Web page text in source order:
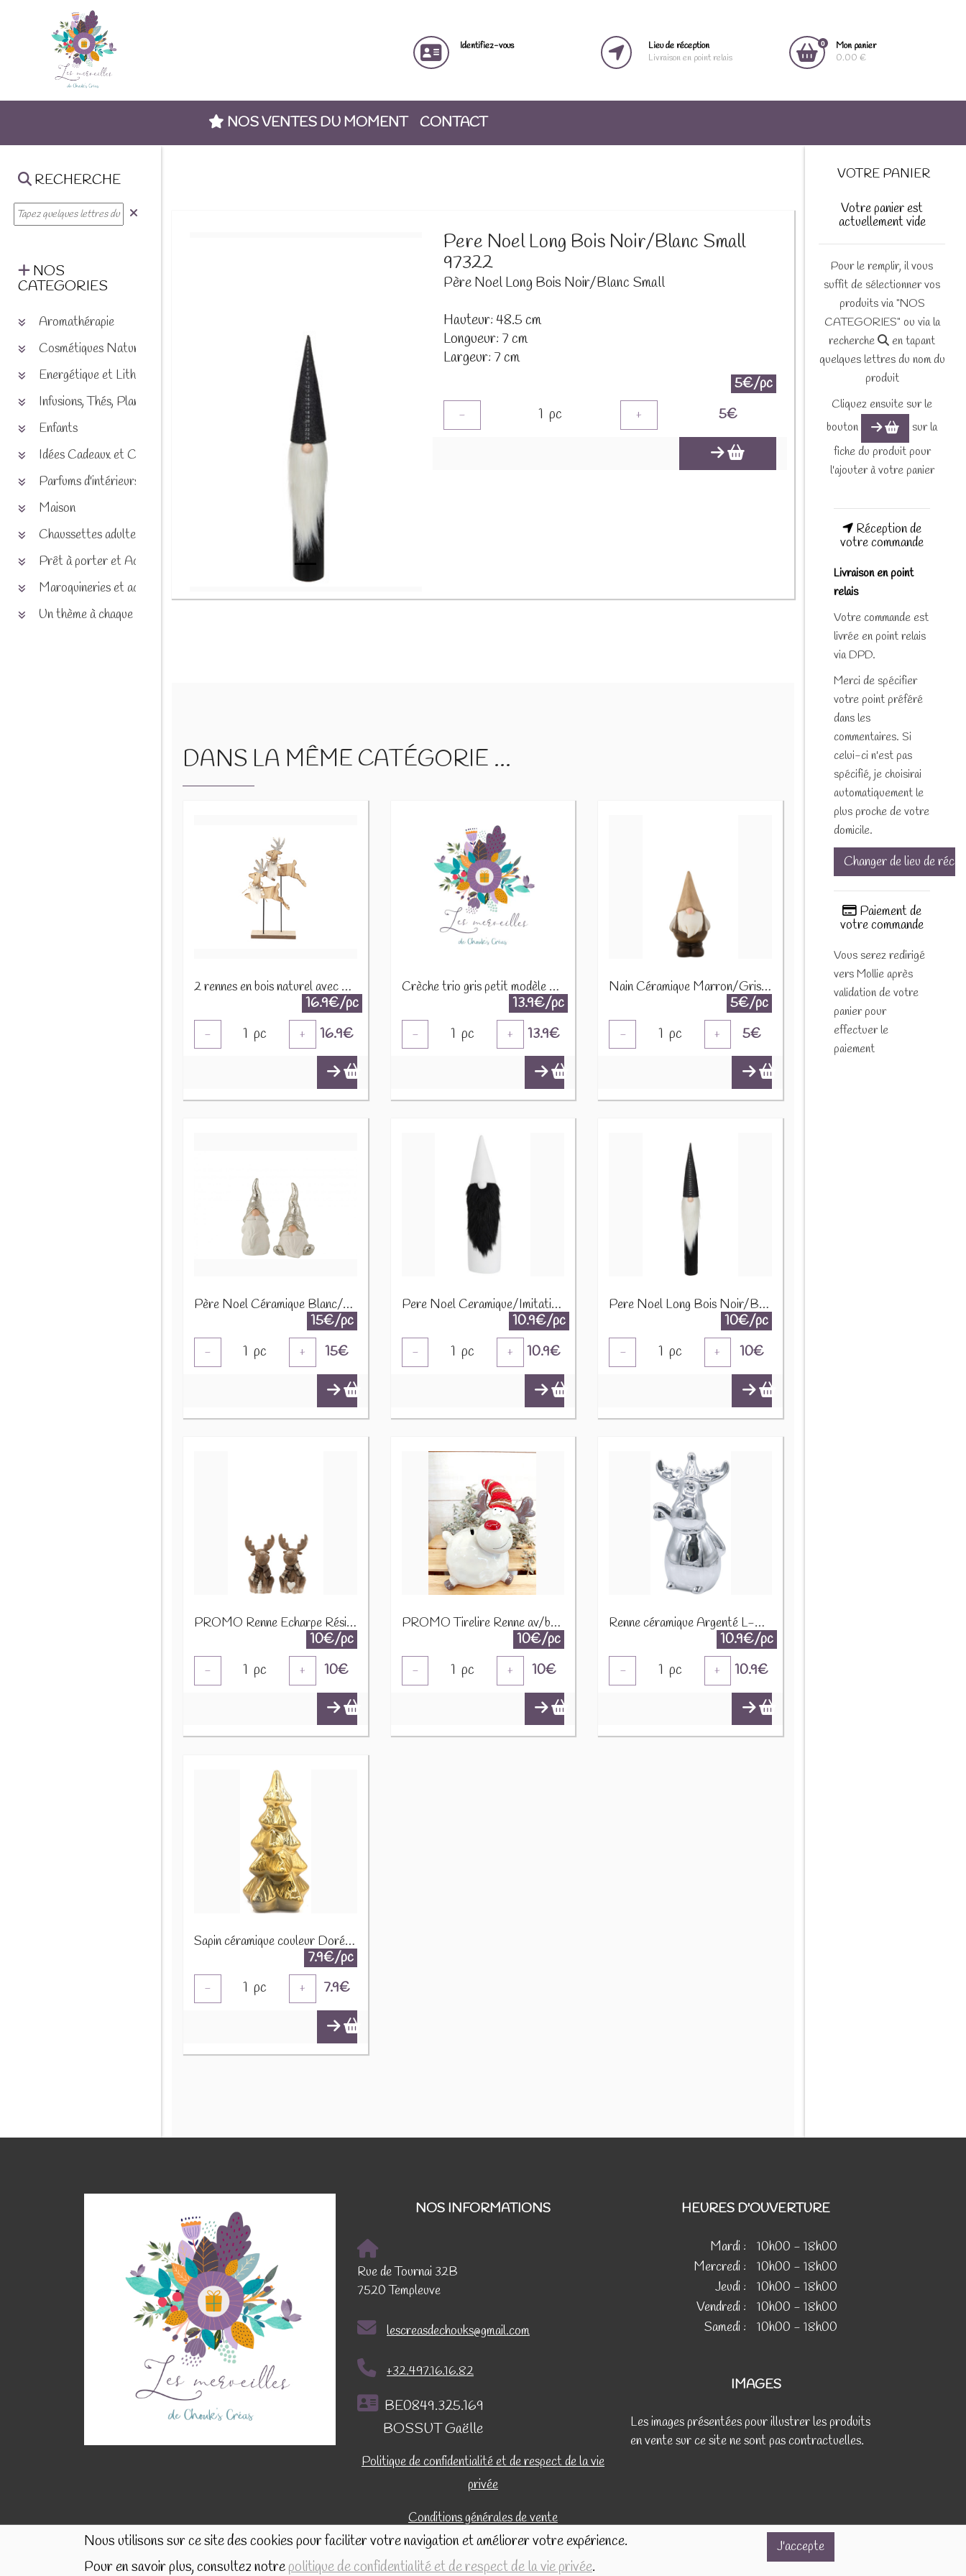
Nous utilisons sur ce site des cookies pour faciliter votre navigation et améliorer votre expérience.
Pour en savoir plus, consultez notrepolitique de confidentialité et de respect de la vie privée.
J'accepte
Identifiez-vous
Lieu de réception
Livraison en point relais
0
Mon panier
0.00 €
NOS VENTES DU MOMENT CONTACT
RECHERCHE
NOS
CATEGORIES
Aromathérapie
Cosmétiques Naturels
Energétique et Lithothérapie
Infusions, Thés, Plantes et produits naturels
Enfants
Idées Cadeaux et Chèques
Parfums d'intérieurs
Maison
Chaussettes adultes et enfants
Prêt à porter et Accessoires
Maroquineries et accessoires
Un thème à chaque saison
Pere Noel Long Bois Noir/Blanc Small
97322
Père Noel Long Bois Noir/Blanc Small
Hauteur: 48.5 cm
Longueur: 7 cm
Largeur: 7 cm
5€/pc
- 1 pc + 5€
DANS LA MÊME CATÉGORIE ...
2 rennes en bois naturel avec argent, sur pied en bois H 33,5 2653-B
16.9€/pc
- 1 pc + 16.9€
Crèche trio gris petit modèle 831096
13.9€/pc
- 1 pc + 13.9€
Nain Céramique Marron/Gris Small 16640 1190
5€/pc
- 1 pc + 5€
Père Noel Céramique Blanc/Argent Medium 16578
15€/pc
- 1 pc + 15€
Pere Noel Ceramique/Imitation Fourrure Noir/Blanc Large 86755
10.9€/pc
- 1 pc + 10.9€
Pere Noel Long Bois Noir/Blanc Large 97323
10€/pc
- 1 pc + 10€
PROMO Renne Echarpe Résine Marron Small Assortiment De 2 16963 1890
10€/pc
- 1 pc + 10€
PROMO Tirelire Renne av/bonnet, domolite, blanc, 15x12x23cm A195313 1290
10€/pc
- 1 pc + 10€
Renne céramique Argenté L-B2.2
10.9€/pc
- 1 pc + 10.9€
Sapin céramique couleur Doré K-C8.2
7.9€/pc
- 1 pc + 7.9€
VOTRE PANIER
Votre panier est
actuellement vide
Pour le remplir, il vous
suffit de sélectionner vos
produits via "NOS
CATEGORIES" ou via la
recherche
en tapant
quelques lettres du nom du
produit
Cliquez ensuite sur le
bouton
sur la
fiche du produit pour
l'ajouter à votre panier
Réception de
votre commande
Livraison en point
relais
Votre commande est
livrée en point relais
via DPD.
Merci de spécifier
votre point préféré
dans les
commentaires. Si
celui-ci n'est pas
spécifié, je choisirai
automatiquement le
plus proche de votre
domicile.
Changer de lieu de
Paiement de
votre commande
Vous serez redirigé
vers Mollie après
validation de votre
panier pour
effectuer le
paiement
NOS INFORMATIONS
Rue de Tournai 32B
7520 Templeuve
lescreasdechouks@gmail.com
+32.497.16.16.82
BE0849.325.169
BOSSUT Gaëlle
Politique de confidentialité et de respect de la vie
privée
Conditions générales de vente
HEURES D'OUVERTURE
Mardi :
10h00 - 18h00
Mercredi :
10h00 - 18h00
Jeudi :
10h00 - 18h00
Vendredi :
10h00 - 18h00
Samedi :
10h00 - 18h00
IMAGES
Les images présentées pour illustrer les produits
en vente sur ce site ne sont pas contractuelles.